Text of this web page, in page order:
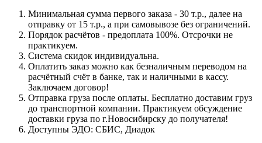
Минимальная сумма первого заказа - 30 т.р., далее на
отправку от 15 т.р., а при самовывозе без ограничений.
Порядок расчётов - предоплата 100%. Отсрочки не
практикуем.
Система скидок индивидуальна.
Оплатить заказ можно как безналичным переводом на
расчётный счёт в банке, так и наличными в кассу.
Заключаем договор!
Отправка груза после оплаты. Бесплатно доставим груз
до транспортной компании. Практикуем обсуждение
доставки груза по г.Новосибирску до получателя!
Доступны ЭДО: СБИС, Диадок